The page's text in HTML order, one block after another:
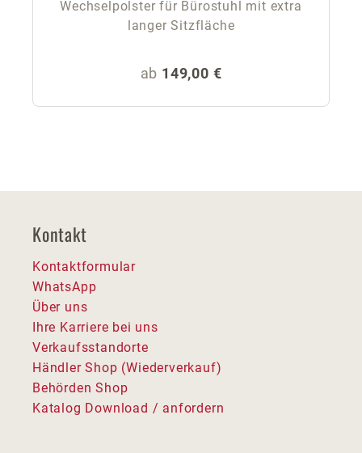
Wechselpolster für Bürostuhl mit extra
langer Sitzfläche
Regulärer Preis:
ab 149,00 €
Kontakt
Kontaktformular
WhatsApp
Über uns
Ihre Karriere bei uns
Verkaufsstandorte
Händler Shop (Wiederverkauf)
Behörden Shop
Katalog Download / anfordern